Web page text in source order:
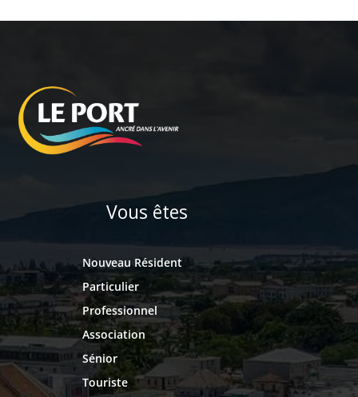
Vous êtes
Nouveau Résident
Particulier
Professionnel
Association
Sénior
Touriste